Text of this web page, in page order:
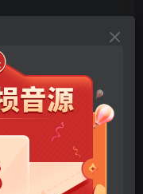
永久会员免费
购买，可保存购买订单